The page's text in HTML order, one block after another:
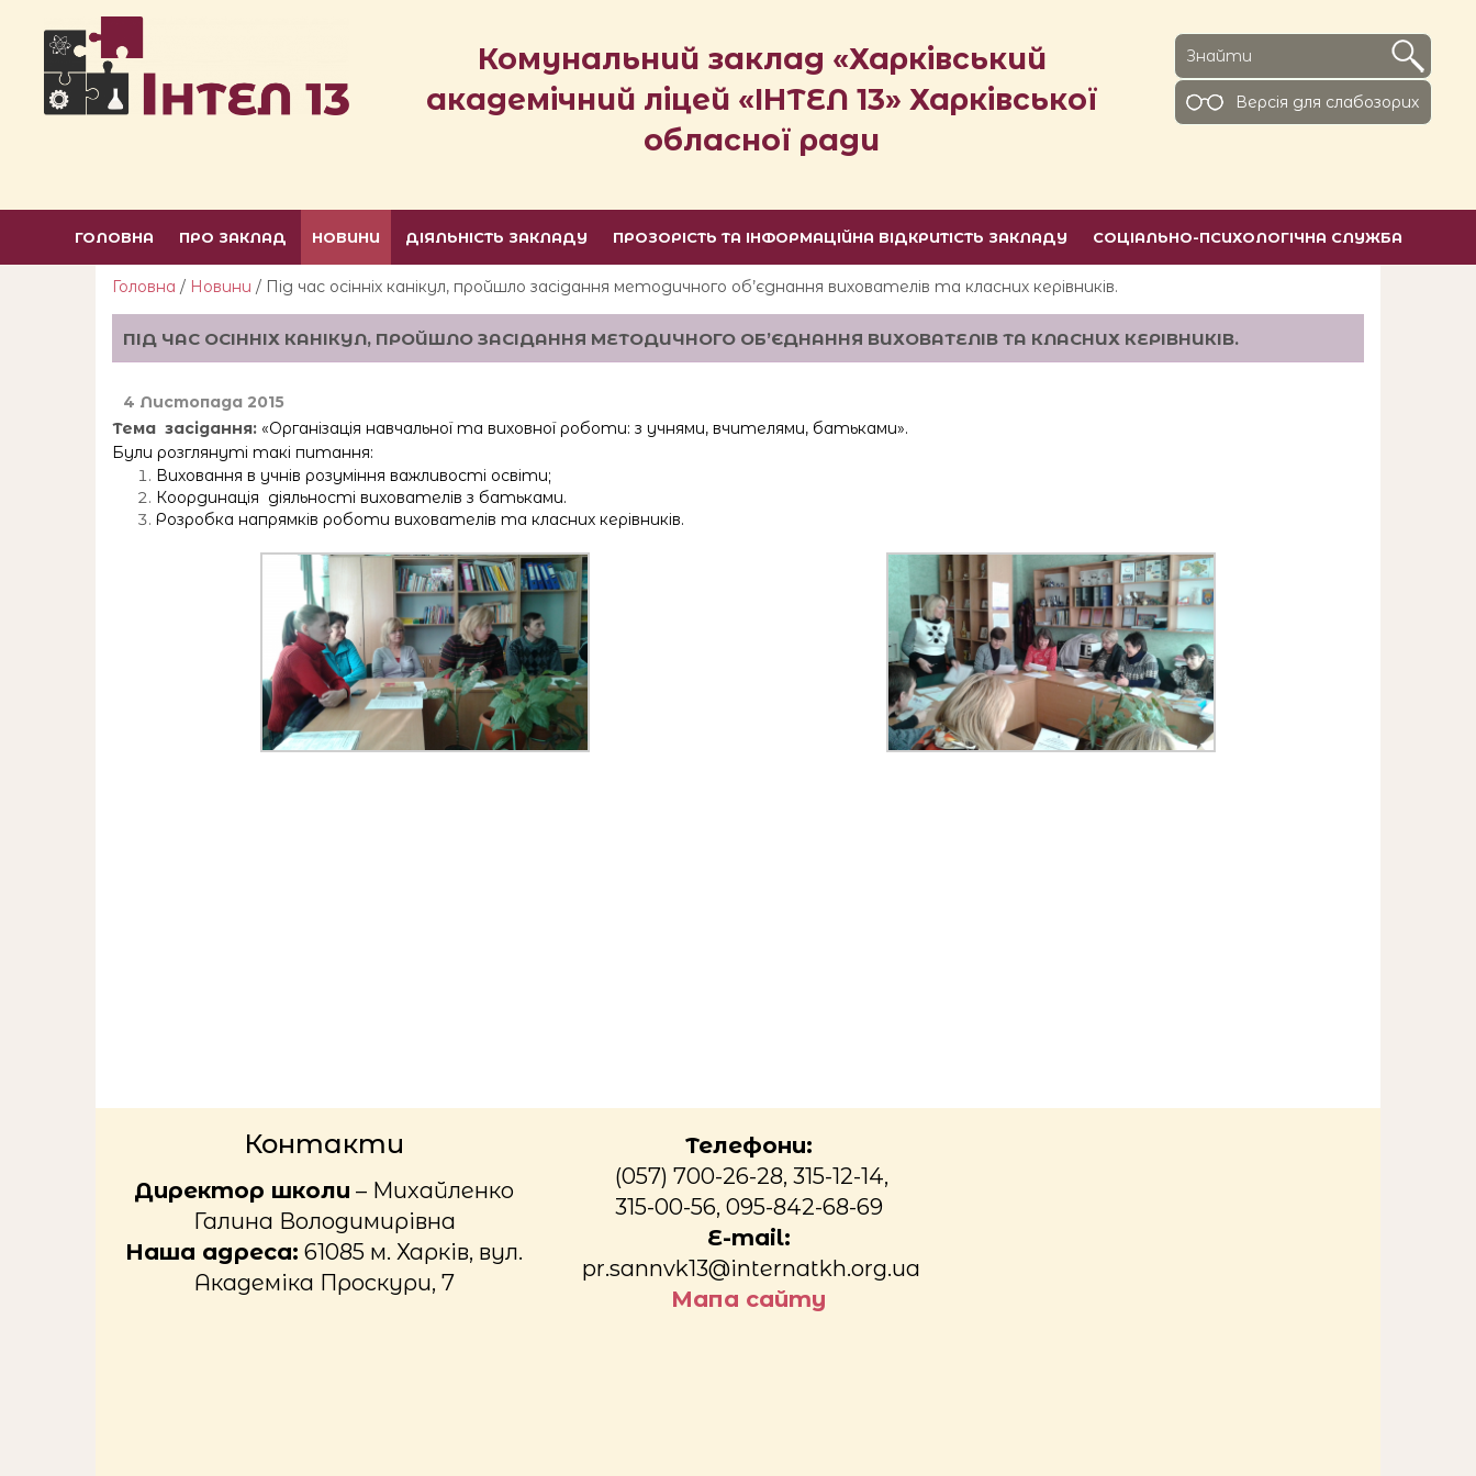
Комунальний заклад «Харківський
академічний ліцей «ІНТЕЛ 13» Харківської
обласної ради
Версiя для слабозорих
ГОЛОВНА ПРО ЗАКЛАД НОВИНИ ДІЯЛЬНІСТЬ ЗАКЛАДУ ПРОЗОРІСТЬ ТА ІНФОРМАЦІЙНА ВІДКРИТІСТЬ ЗАКЛАДУ СОЦІАЛЬНО-ПСИХОЛОГІЧНА СЛУЖБА
Головна / Новини / Під час осінніх канікул, пройшло засідання методичного об’єднання вихователів та класних керівників.
ПІД ЧАС ОСІННІХ КАНІКУЛ, ПРОЙШЛО ЗАСІДАННЯ МЕТОДИЧНОГО ОБ’ЄДНАННЯ ВИХОВАТЕЛІВ ТА КЛАСНИХ КЕРІВНИКІВ.
4 Листопада 2015
Тема засідання: «Організація навчальної та виховної роботи: з учнями, вчителями, батьками».
Були розглянуті такі питання:
Виховання в учнів розуміння важливості освіти;
Координація діяльності вихователів з батьками.
Розробка напрямків роботи вихователів та класних керівників.
Контакти
Директор школи – Михайленко
Галина Володимирівна
Наша адреса: 61085 м. Харків, вул.
Академіка Проскури, 7
Телефони:
(057) 700-26-28, 315-12-14,
315-00-56, 095-842-68-69
E-mail:
pr.sannvk13@internatkh.org.ua
Мапа сайту